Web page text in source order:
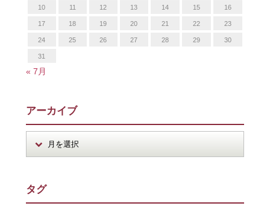
10 11 12 13 14 15 16
17 18 19 20 21 22 23
24 25 26 27 28 29 30
31
« 7月
アーカイブ
タグ